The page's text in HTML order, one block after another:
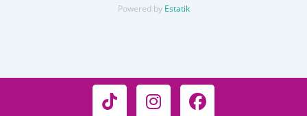
Powered by Estatik
T
i
I
n
F
a